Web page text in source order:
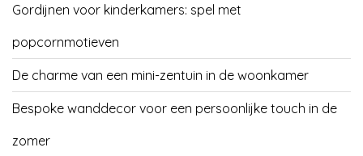
Gordijnen voor kinderkamers: spel met
popcornmotieven
De charme van een mini-zentuin in de woonkamer
Bespoke wanddecor voor een persoonlijke touch in de
zomer